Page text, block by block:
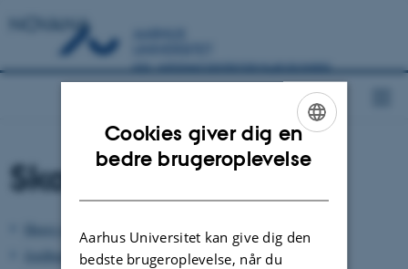
NOVANA
Skovdrift
Hugst og tynding
Jordbearbejdning
ENGLISH
Cookies giver dig en
bedre brugeroplevelse
Aarhus Universitet kan give dig den
bedste brugeroplevelse, når du